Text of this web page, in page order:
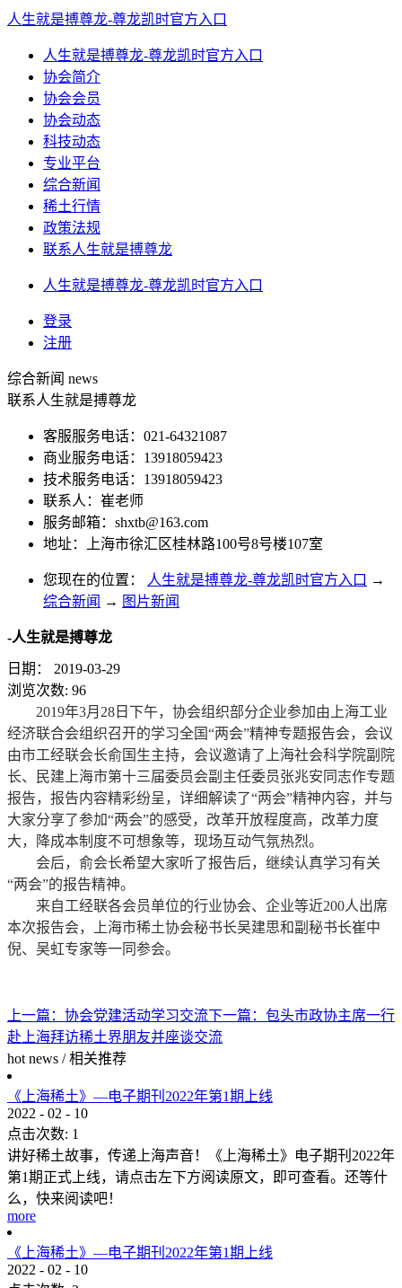
人生就是搏尊龙-尊龙凯时官方入口
人生就是搏尊龙-尊龙凯时官方入口
协会简介
协会会员
协会动态
科技动态
专业平台
综合新闻
稀土行情
政策法规
联系人生就是搏尊龙
人生就是搏尊龙-尊龙凯时官方入口
登录
注册
综合新闻 news
联系人生就是搏尊龙
客服服务电话：021-64321087
商业服务电话：13918059423
技术服务电话：13918059423
联系人：崔老师
服务邮箱： shxtb@163.com
地址：上海市徐汇区桂林路100号8号楼107室
您现在的位置： 人生就是搏尊龙-尊龙凯时官方入口 →
综合新闻 → 图片新闻
-人生就是搏尊龙
日期：
2019-03-29
浏览次数: 96
2019年3月28日下午，协会组织部分企业参加由上海工业
经济联合会组织召开的学习全国“两会”精神专题报告会，会议
由市工经联会长俞国生主持，会议邀请了上海社会科学院副院
长、民建上海市第十三届委员会副主任委员张兆安同志作专题
报告，报告内容精彩纷呈，详细解读了“两会”精神内容，并与
大家分享了参加“两会”的感受，改革开放程度高，改革力度
大，降成本制度不可想象等，现场互动气氛热烈。
会后，俞会长希望大家听了报告后，继续认真学习有关
“两会”的报告精神。
来自工经联各会员单位的行业协会、企业等近200人出席
本次报告会，上海市稀土协会秘书长吴建思和副秘书长崔中
倪、吴虹专家等一同参会。
上一篇： 协会党建活动学习交流下一篇： 包头市政协主席一行
赴上海拜访稀土界朋友并座谈交流
hot news / 相关推荐
《上海稀土》—电子期刊2022年第1期上线
2022 - 02 - 10
点击次数: 1
讲好稀土故事，传递上海声音！《上海稀土》电子期刊2022年
第1期正式上线，请点击左下方阅读原文，即可查看。还等什
么，快来阅读吧！
more
《上海稀土》—电子期刊2022年第1期上线
2022 - 02 - 10